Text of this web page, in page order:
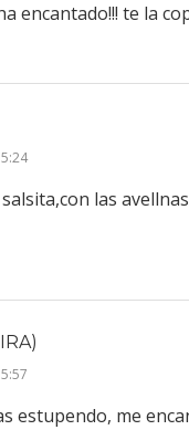
encantado!!! te la
las
estupendo, me